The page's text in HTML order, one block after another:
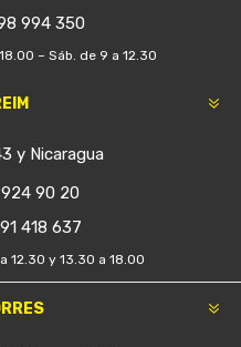
994 350
– Sáb. de 9 a 12.30
y Nicaragua
90 20
418 637
12.30 y 13.30 a 18.00